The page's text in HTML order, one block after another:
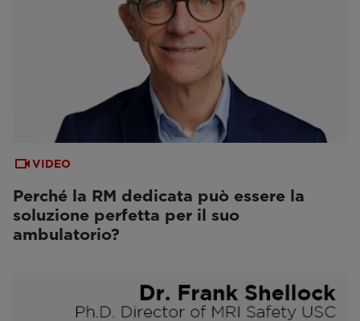
VIDEO
Perché la RM dedicata può essere la
soluzione perfetta per il suo
ambulatorio?